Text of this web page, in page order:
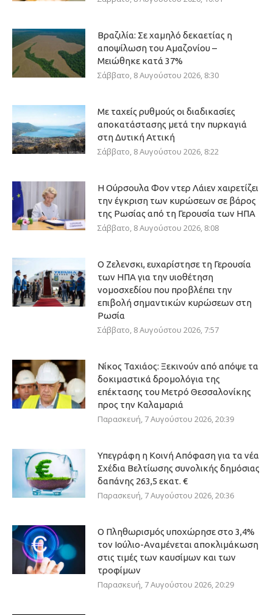
Βραζιλία: Σε χαμηλό δεκαετίας η
αποψίλωση του Αμαζονίου –
Μειώθηκε κατά 37%
Σάββατο, 8 Αυγούστου 2026, 8:30
Με ταχείς ρυθμούς οι διαδικασίες
αποκατάστασης μετά την πυρκαγιά
στη Δυτική Αττική
Σάββατο, 8 Αυγούστου 2026, 8:22
Η Ούρσουλα Φον ντερ Λάιεν χαιρετίζει
την έγκριση των κυρώσεων σε βάρος
της Ρωσίας από τη Γερουσία των ΗΠΑ
Σάββατο, 8 Αυγούστου 2026, 8:08
Ο Ζελενσκι, ευχαρίστησε τη Γερουσία
των ΗΠΑ για την υιοθέτηση
νομοσχεδίου που προβλέπει την
επιβολή σημαντικών κυρώσεων στη
Ρωσία
Σάββατο, 8 Αυγούστου 2026, 7:57
Νίκος Ταχιάος: Ξεκινούν από απόψε τα
δοκιμαστικά δρομολόγια της
επέκτασης του Μετρό Θεσσαλονίκης
προς την Καλαμαριά
Παρασκευή, 7 Αυγούστου 2026, 20:39
Υπεγράφη η Κοινή Απόφαση για τα νέα
Σχέδια Βελτίωσης συνολικής δημόσιας
δαπάνης 263,5 εκατ. €
Παρασκευή, 7 Αυγούστου 2026, 20:36
Ο Πληθωρισμός υποχώρησε στο 3,4%
τον Ιούλιο-Αναμένεται αποκλιμάκωση
στις τιμές των καυσίμων και των
τροφίμων
Παρασκευή, 7 Αυγούστου 2026, 20:29